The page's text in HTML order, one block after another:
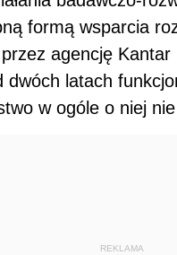
formą wsparcia
agencję
latach
w ogóle o niej nie
REKLAMA